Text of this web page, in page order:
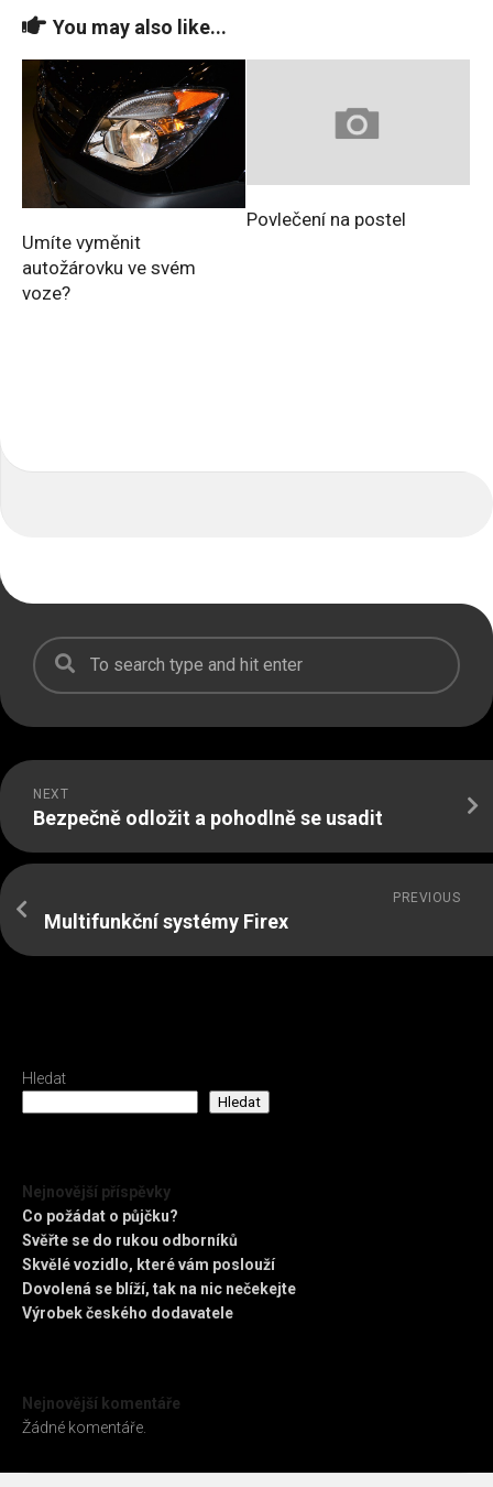
You may also like...
Umíte vyměnit
autožárovku ve svém
voze?
Povlečení na postel
NEXT
Bezpečně odložit a pohodlně se usadit
PREVIOUS
Multifunkční systémy Firex
Hledat
Hledat
Nejnovější příspěvky
Co požádat o půjčku?
Svěřte se do rukou odborníků
Skvělé vozidlo, které vám poslouží
Dovolená se blíží, tak na nic nečekejte
Výrobek českého dodavatele
Nejnovější komentáře
Žádné komentáře.